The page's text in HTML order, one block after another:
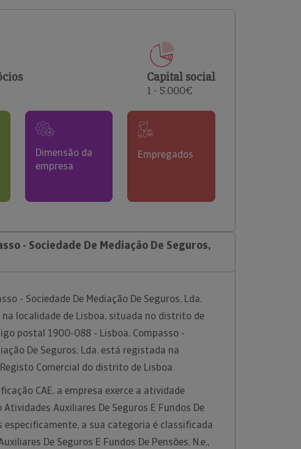
comerciais e analisar o risco de incumprimento dos
Capital social
1 - 5.000€
Dimensão da
empresa
Empregados
- Sociedade De Mediação De Seguros,
- Sociedade De Mediação De Seguros, Lda.
localidade de Lisboa, situada no distrito de
postal 1900-088 - Lisboa. Compasso -
De Seguros, Lda. está registada na
Comercial do distrito de Lisboa.
CAE, a empresa exerce a atividade
Auxiliares De Seguros E Fundos De
especificamente, a sua categoria é classificada
De Seguros E Fundos De Pensões, N.e.,